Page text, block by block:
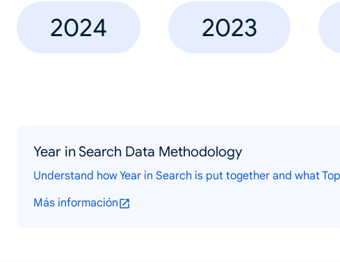
2024 2023
Year in Search Data Methodology
Understand how Year in Search is put together and what
Más información